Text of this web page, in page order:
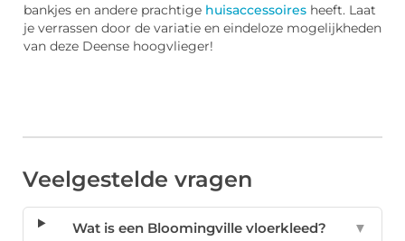
bankjes en andere prachtige huisaccessoires heeft. Laat
je verrassen door de variatie en eindeloze mogelijkheden
van deze Deense hoogvlieger!
Veelgestelde vragen
Wat is een Bloomingville vloerkleed? ▼